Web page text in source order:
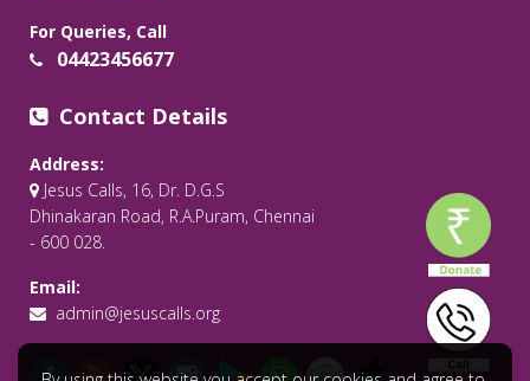
For Queries, Call
04423456677
Contact Details
Address:
Jesus Calls, 16, Dr. D.G.S
Dhinakaran Road, R.A.Puram, Chennai
- 600 028.
Email:
admin@jesuscalls.org